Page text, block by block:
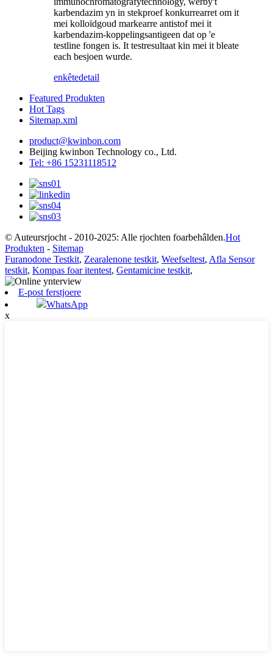
karbendazim yn in stekproef konkurrearret om it
mei kolloïdgoud markearre antistof mei it
karbendazim-koppelingsantigeen dat op 'e
testline fongen is. It testresultaat kin mei it bleate
each besjoen wurde.
enkêtedetail
Featured Produkten
Hot Tags
Sitemap.xml
product@kwinbon.com
Beijing kwinbon Technology co., Ltd.
Tel: +86 15231118512
© Auteursrjocht - 2010-2025: Alle rjochten foarbehâlden.Hot
Produkten - Sitemap
Furanodone Testkit, Zearalenone testkit, Weefseltest, Afla Sensor
testkit, Kompas foar itentest, Gentamicine testkit,
E-post ferstjoere
WhatsApp
x